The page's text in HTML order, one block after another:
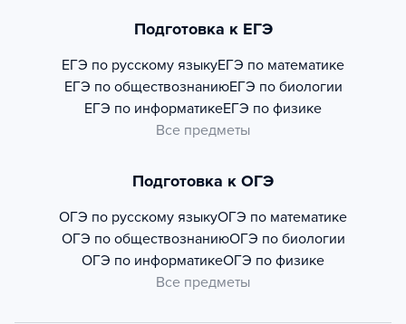
Подготовка к ЕГЭ
ЕГЭ по русскому языкуЕГЭ по математике
ЕГЭ по обществознаниюЕГЭ по биологии
ЕГЭ по информатикеЕГЭ по физике
Все предметы
Подготовка к ОГЭ
ОГЭ по русскому языкуОГЭ по математике
ОГЭ по обществознаниюОГЭ по биологии
ОГЭ по информатикеОГЭ по физике
Все предметы